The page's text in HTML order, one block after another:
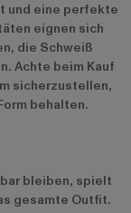
und eine perfekte
eignen sich
die Schweiß
Achte beim Kauf
sicherzustellen,
behalten.
bleiben, spielt
gesamte Outfit.